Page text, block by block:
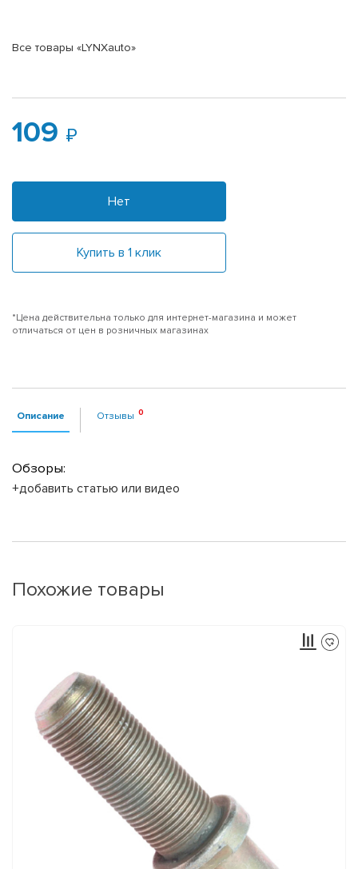
Все товары «LYNXauto»
109
Нет
Купить в 1 клик
*Цена действительна только для интернет-магазина и может
отличаться от цен в розничных магазинах
Описание Отзывы
Обзоры:
+добавить статью или видео
Похожие товары